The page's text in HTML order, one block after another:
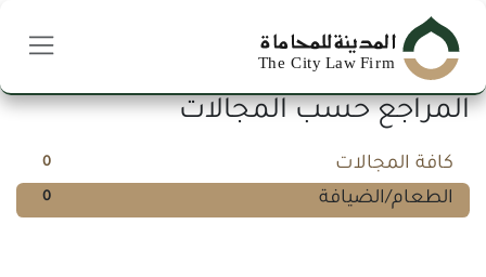
تخطي للذهاب إلى المحتوى
المراجع حسب المجالات
0 كافة المجالات
0 الطعام/الضيافة